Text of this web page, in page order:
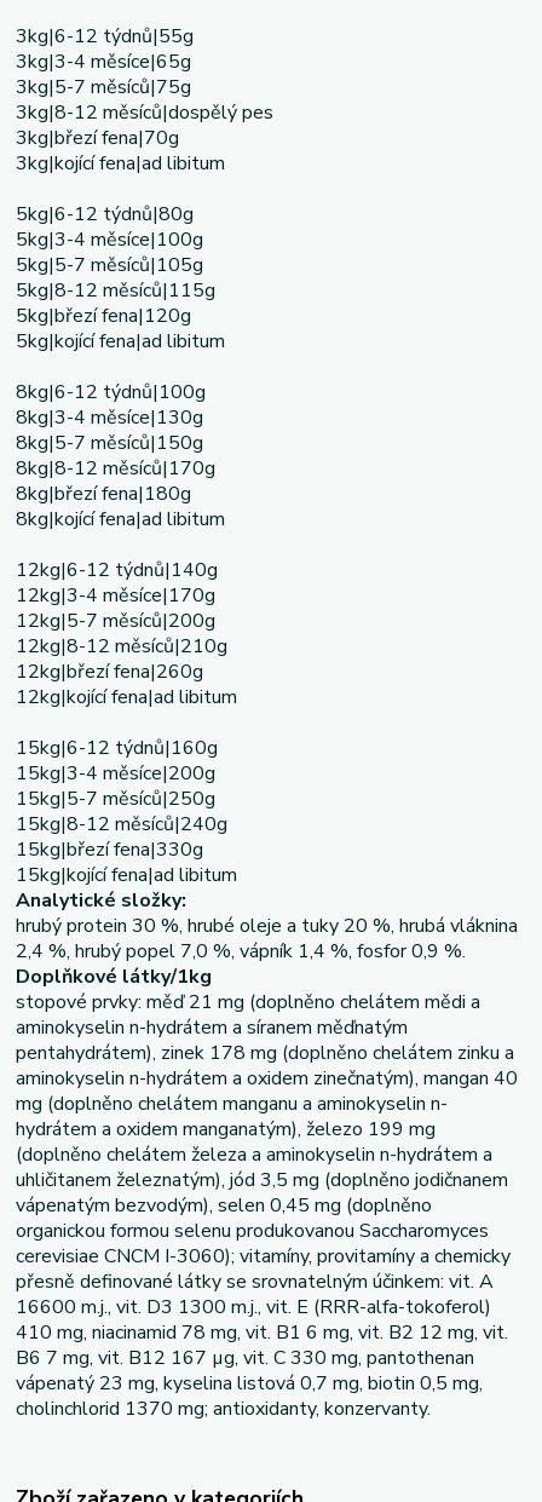
3kg|6-12 týdnů|55g
3kg|3-4 měsíce|65g
3kg|5-7 měsíců|75g
3kg|8-12 měsíců|dospělý pes
3kg|březí fena|70g
3kg|kojící fena|ad libitum
5kg|6-12 týdnů|80g
5kg|3-4 měsíce|100g
5kg|5-7 měsíců|105g
5kg|8-12 měsíců|115g
5kg|březí fena|120g
5kg|kojící fena|ad libitum
8kg|6-12 týdnů|100g
8kg|3-4 měsíce|130g
8kg|5-7 měsíců|150g
8kg|8-12 měsíců|170g
8kg|březí fena|180g
8kg|kojící fena|ad libitum
12kg|6-12 týdnů|140g
12kg|3-4 měsíce|170g
12kg|5-7 měsíců|200g
12kg|8-12 měsíců|210g
12kg|březí fena|260g
12kg|kojící fena|ad libitum
15kg|6-12 týdnů|160g
15kg|3-4 měsíce|200g
15kg|5-7 měsíců|250g
15kg|8-12 měsíců|240g
15kg|březí fena|330g
15kg|kojící fena|ad libitum
Analytické složky:
hrubý protein 30 %, hrubé oleje a tuky 20 %, hrubá vláknina
2,4 %, hrubý popel 7,0 %, vápník 1,4 %, fosfor 0,9 %.
Doplňkové látky/1kg
stopové prvky: měď 21 mg (doplněno chelátem mědi a
aminokyselin n-hydrátem a síranem měďnatým
pentahydrátem), zinek 178 mg (doplněno chelátem zinku a
aminokyselin n-hydrátem a oxidem zinečnatým), mangan 40
mg (doplněno chelátem manganu a aminokyselin n-
hydrátem a oxidem manganatým), železo 199 mg
(doplněno chelátem železa a aminokyselin n-hydrátem a
uhličitanem železnatým), jód 3,5 mg (doplněno jodičnanem
vápenatým bezvodým), selen 0,45 mg (doplněno
organickou formou selenu produkovanou Saccharomyces
cerevisiae CNCM I-3060); vitamíny, provitamíny a chemicky
přesně definované látky se srovnatelným účinkem: vit. A
16600 m.j., vit. D3 1300 m.j., vit. E (RRR-alfa-tokoferol)
410 mg, niacinamid 78 mg, vit. B1 6 mg, vit. B2 12 mg, vit.
B6 7 mg, vit. B12 167 µg, vit. C 330 mg, pantothenan
vápenatý 23 mg, kyselina listová 0,7 mg, biotin 0,5 mg,
cholinchlorid 1370 mg; antioxidanty, konzervanty.